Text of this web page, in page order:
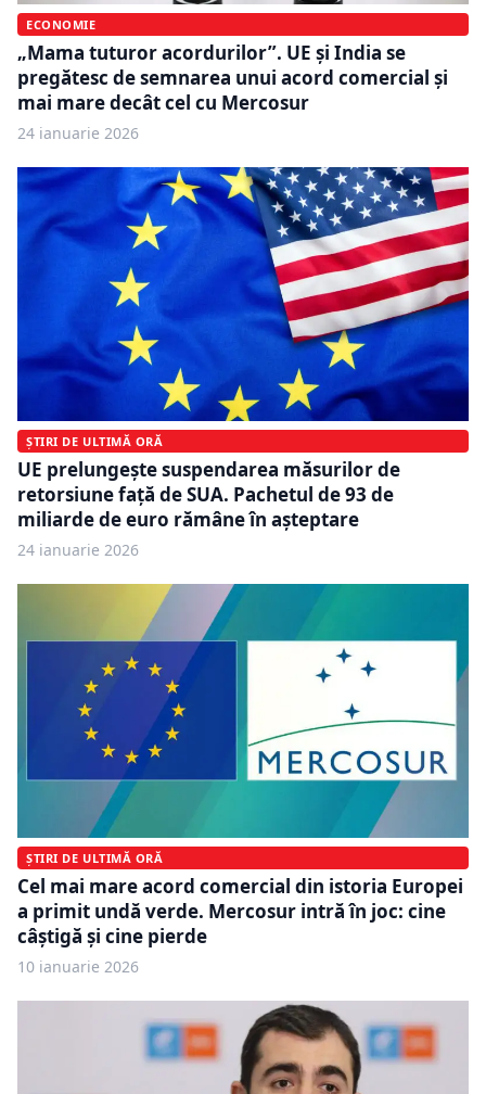
ECONOMIE
„Mama tuturor acordurilor”. UE și India se
pregătesc de semnarea unui acord comercial și
mai mare decât cel cu Mercosur
24 ianuarie 2026
ȘTIRI DE ULTIMĂ ORĂ
UE prelungește suspendarea măsurilor de
retorsiune față de SUA. Pachetul de 93 de
miliarde de euro rămâne în așteptare
24 ianuarie 2026
ȘTIRI DE ULTIMĂ ORĂ
Cel mai mare acord comercial din istoria Europei
a primit undă verde. Mercosur intră în joc: cine
câștigă și cine pierde
10 ianuarie 2026